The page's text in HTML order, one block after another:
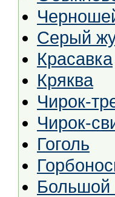
Серый
Красавка
Кряква
Чирок-
Чирок-
Гоголь
Большой